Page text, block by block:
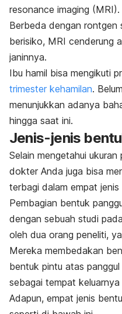
resonance imaging (MRI).
Berbeda dengan rontgen
berisiko, MRI cenderung
janinnya.
Ibu hamil bisa mengikuti
trimester kehamilan.
menunjukkan adanya
hingga saat ini.
Jenis-jenis
Selain mengetahui ukuran
dokter Anda juga bisa
terbagi dalam empat
Pembagian bentuk
dengan sebuah studi
oleh dua orang peneliti,
Mereka membedakan
bentuk pintu atas panggul
sebagai tempat
Adapun, empat jenis